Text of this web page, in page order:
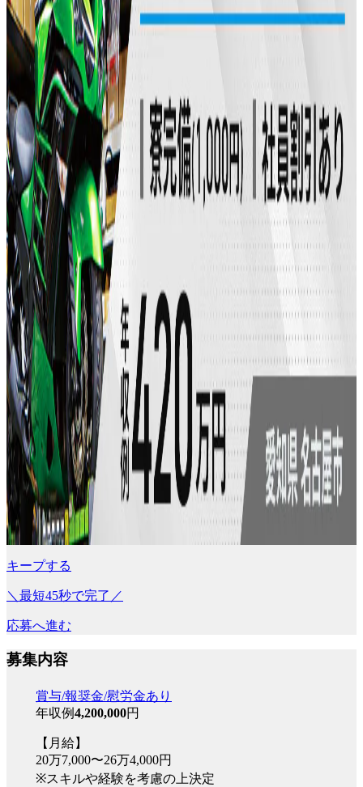
キープする
＼最短45秒で完了／
応募へ進む
募集内容
賞与/報奨金/慰労金あり
年収例4,200,000円
【月給】
20万7,000〜26万4,000円
※スキルや経験を考慮の上決定